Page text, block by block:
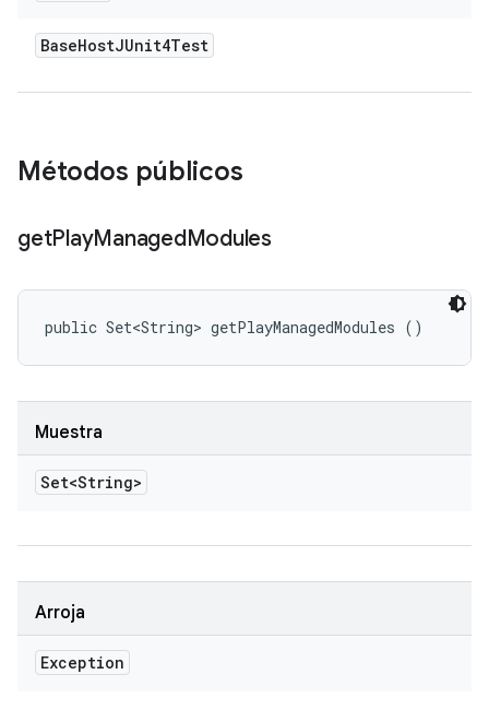
BaseHostJUnit4Test
Métodos públicos
getPlayManagedModules
public Set<String> getPlayManagedModules ()
Muestra
Set<String>
Arroja
Exception